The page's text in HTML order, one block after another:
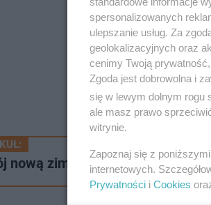
nową zimową stolicą Polski?
spersonalizowanych
ulepszanie usług. Za
geolokalizacyjnych oraz
cenimy Twoją
Zgoda jest dobrowolna i
się w lewym dolnym rogu
ale masz prawo
witrynie.
Zapoznaj się z
internetowych.
Prywatności i Cookies